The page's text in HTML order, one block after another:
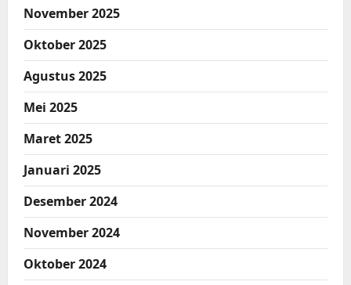
November 2025
Oktober 2025
Agustus 2025
Mei 2025
Maret 2025
Januari 2025
Desember 2024
November 2024
Oktober 2024